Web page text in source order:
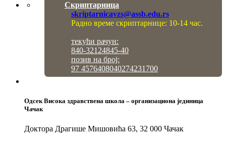
Скриптарница
skriptarnicavzs@assb.edu.rs
Радно време скриптарнице: 10-14 час.
текући рачун:
840-32124845-40
позив на број:
97 4576408040274231700
Одсек Висока здравствена школа – организациона јединица
Чачак
Доктора Драгише Мишовића 63, 32 000 Чачак